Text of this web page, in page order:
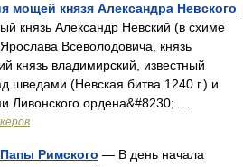
мощей князя Александра Невского
князь Александр Невский (в схиме
Всеволодовича, князь
князь владимирский, известный
шведами (Невская битва 1240 г.) и
Ливонского ордена&#8230; …
Римского — В день начала